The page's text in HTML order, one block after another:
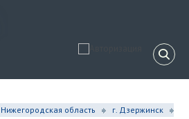
Нижегородская область
г. Дзержинск